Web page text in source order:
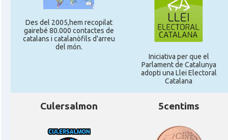
Des del 2005,hem recopilat
gairebé 80.000 contactes de
catalans i catalanòfils d'arreu
del món.
Iniciativa per que el
Parlament de Catalunya
adopti una Llei Electoral
Catalana
Culersalmon 5centims